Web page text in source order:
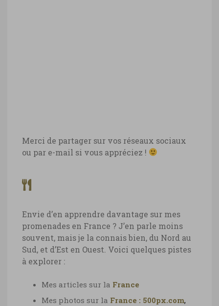
Merci de partager sur vos réseaux sociaux
ou par e-mail si vous appréciez !
Envie d’en apprendre davantage sur mes
promenades en France ? J’en parle moins
souvent, mais je la connais bien, du Nord au
Sud, et d’Est en Ouest. Voici quelques pistes
à explorer :
Mes articles sur la France
Mes photos sur la France : 500px.com,